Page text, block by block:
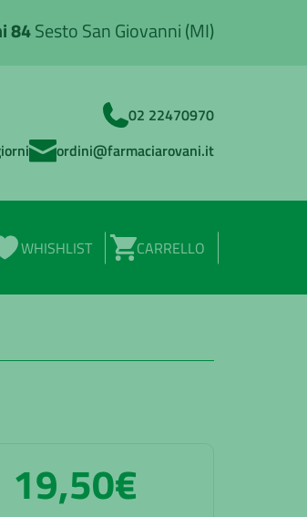
84Sesto San Giovanni (MI)
02 22470970
ordini@farmaciarovani.it
WHISHLIST CARRELLO
19,50€